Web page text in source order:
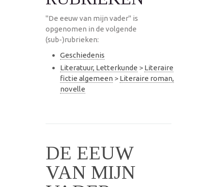
"De eeuw van mijn vader" is
opgenomen in de volgende
(sub-)rubrieken:
Geschiedenis
Literatuur, Letterkunde > Literaire
fictie algemeen > Literaire roman,
novelle
DE EEUW
VAN MIJN